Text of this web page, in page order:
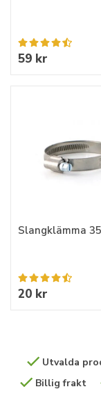
59 kr
Slangklämma
20 kr
Utvalda
Billig frakt